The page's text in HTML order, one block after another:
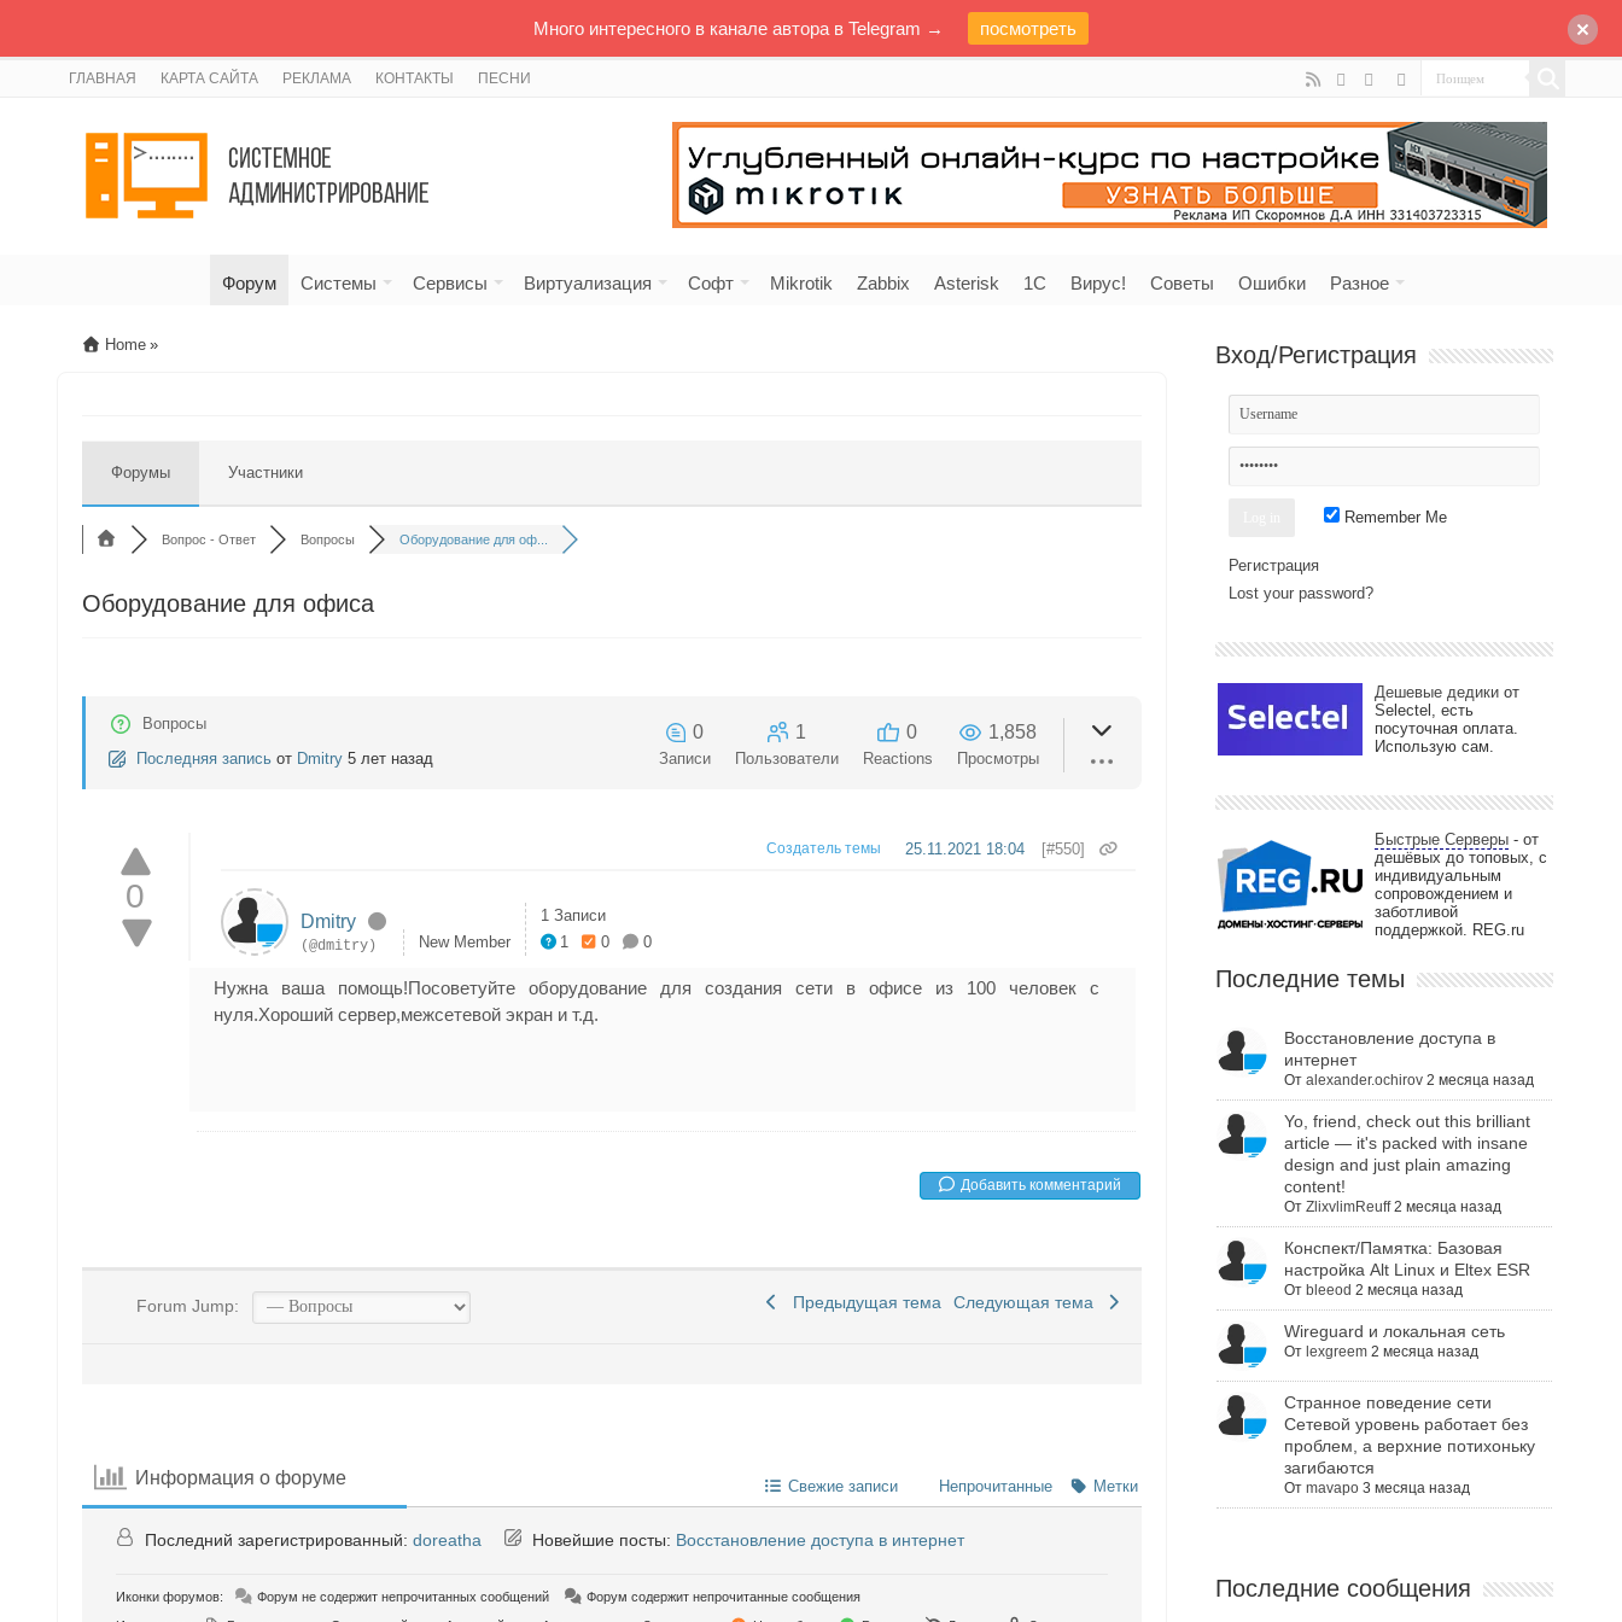
ГЛАВНАЯ КАРТА САЙТА РЕКЛАМА КОНТАКТЫ ПЕСНИ
Форум Системы Сервисы Виртуализация Софт Mikrotik Zabbix Asterisk 1C Вирус! Советы Ошибки Разное
Home »
Форумы Участники
Вопрос - Ответ Вопросы Оборудование для оф...
Оборудование для офиса
Вопросы
Последняя запись от Dmitry 5 лет назад
0
Записи
1
Пользователи
0
Reactions
1,858
Просмотры
0
[#550]
25.11.2021 18:04
Создатель темы
Dmitry
(@dmitry) New Member
1 Записи
1
0 0
Нужна ваша помощь!Посоветуйте оборудование для создания сети в офисе из 100 человек с
нуля.Хороший сервер,межсетевой экран и т.д.
Добавить комментарий
Forum Jump: Предыдущая тема Следующая тема
Информация о форуме Свежие записи Непрочитанные Метки
Последний зарегистрированный: doreatha Новейшие посты: Восстановление доступа в интернет
Иконки форумов: Форум не содержит непрочитанных сообщений
Форум содержит непрочитанные сообщения
Вход/Регистрация
Remember Me
Регистрация
Lost your password?
Дешевые дедики от
Selectel, есть
посуточная оплата.
Использую сам.
Быстрые Серверы - от
дешёвых до топовых, с
индивидуальным
сопровождением и
заботливой
поддержкой. REG.ru
Последние темы
Восстановление доступа в
интернет
От alexander.ochirov 2 месяца назад
Yo, friend, check out this brilliant
article — it's packed with insane
design and just plain amazing
content!
От ZlixvlimReuff 2 месяца назад
Конспект/Памятка: Базовая
настройка Alt Linux и Eltex ESR
От bleeod 2 месяца назад
Wireguard и локальная сеть
От lexgreem 2 месяца назад
Cтранное поведение сети
Сетевой уровень работает без
проблем, а верхние потихоньку
загибаются
От mavapo 3 месяца назад
Последние сообщения
Много интересного в канале автора в Telegram → посмотреть